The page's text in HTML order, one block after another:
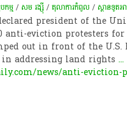
កម្ម/សម រង្ស៊ី/តុលាការកំពូល/ស្ថានទូតអ
president of the
anti-eviction protesters
out in front of the U.S.
in addressing land rights ...
news/anti-eviction-